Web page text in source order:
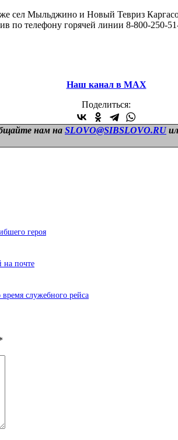
сел Мыльджино и Новый Тевриз
по телефону горячей линии 8-800-250-
Наш канал в МАХ
Поделиться:
нам на SLOVO@SIBSLOVO.RU
героя
на почте
служебного рейса